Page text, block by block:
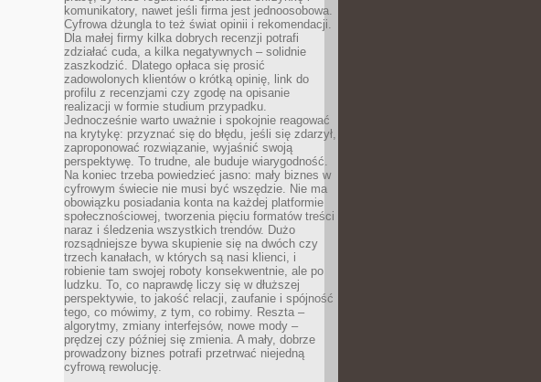
komunikatory, nawet jeśli firma jest jednoosobowa.
Cyfrowa dżungla to też świat opinii i rekomendacji.
Dla małej firmy kilka dobrych recenzji potrafi
zdziałać cuda, a kilka negatywnych – solidnie
zaszkodzić. Dlatego opłaca się prosić
zadowolonych klientów o krótką opinię, link do
profilu z recenzjami czy zgodę na opisanie
realizacji w formie studium przypadku.
Jednocześnie warto uważnie i spokojnie reagować
na krytykę: przyznać się do błędu, jeśli się zdarzył,
zaproponować rozwiązanie, wyjaśnić swoją
perspektywę. To trudne, ale buduje wiarygodność.
Na koniec trzeba powiedzieć jasno: mały biznes w
cyfrowym świecie nie musi być wszędzie. Nie ma
obowiązku posiadania konta na każdej platformie
społecznościowej, tworzenia pięciu formatów treści
naraz i śledzenia wszystkich trendów. Dużo
rozsądniejsze bywa skupienie się na dwóch czy
trzech kanałach, w których są nasi klienci, i
robienie tam swojej roboty konsekwentnie, ale po
ludzku. To, co naprawdę liczy się w dłuższej
perspektywie, to jakość relacji, zaufanie i spójność
tego, co mówimy, z tym, co robimy. Reszta –
algorytmy, zmiany interfejsów, nowe mody –
prędzej czy później się zmienia. A mały, dobrze
prowadzony biznes potrafi przetrwać niejedną
cyfrową rewolucję.